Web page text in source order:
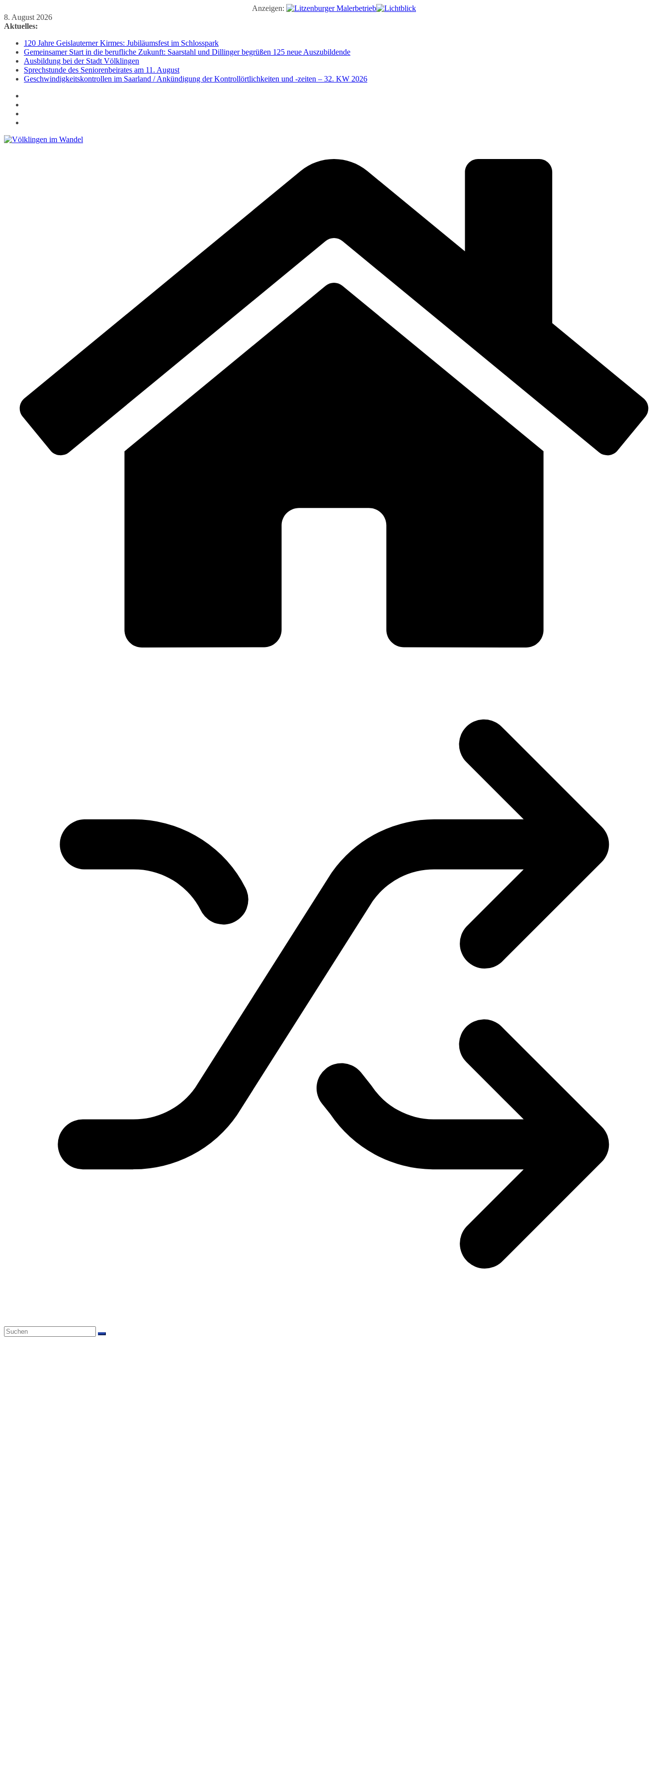
Anzeigen:
Zum
Inhalt
8. August 2026
Aktuelles:
120 Jahre Geislauterner Kirmes: Jubiläumsfest im Schlosspark
Gemeinsamer Start in die berufliche Zukunft: Saarstahl und Dillinger begrüßen 125 neue Auszubildende
Ausbildung bei der Stadt Völklingen
Sprechstunde des Seniorenbeirates am 11. August
Geschwindigkeitskontrollen im Saarland / Ankündigung der Kontrollörtlichkeiten und -zeiten – 32. KW 2026